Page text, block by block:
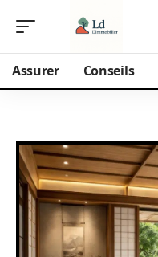
Assurer Conseils